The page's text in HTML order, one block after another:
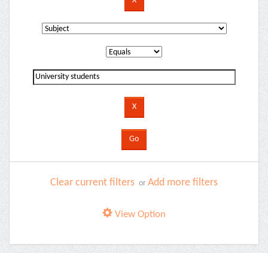
Clear current filters or Add more filters
View Option